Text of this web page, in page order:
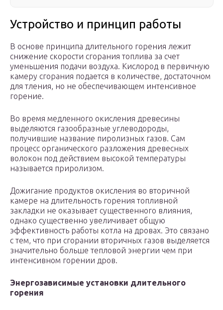
Устройство и принцип работы
В основе принципа длительного горения лежит
снижение скорости сгорания топлива за счет
уменьшения подачи воздуха. Кислород в первичную
камеру сгорания подается в количестве, достаточном
для тления, но не обеспечивающем интенсивное
горение.
Во время медленного окисления древесины
выделяются газообразные углеводороды,
получившие название пиролизных газов. Сам
процесс органического разложения древесных
волокон под действием высокой температуры
называется приролизом.
Дожигание продуктов окисления во вторичной
камере на длительность горения топливной
закладки не оказывает существенного влияния,
однако существенно увеличивает общую
эффективность работы котла на дровах. Это связано
с тем, что при сгорании вторичных газов выделяется
значительно больше тепловой энергии чем при
интенсивном горении дров.
Энергозависимые установки длительного
горения